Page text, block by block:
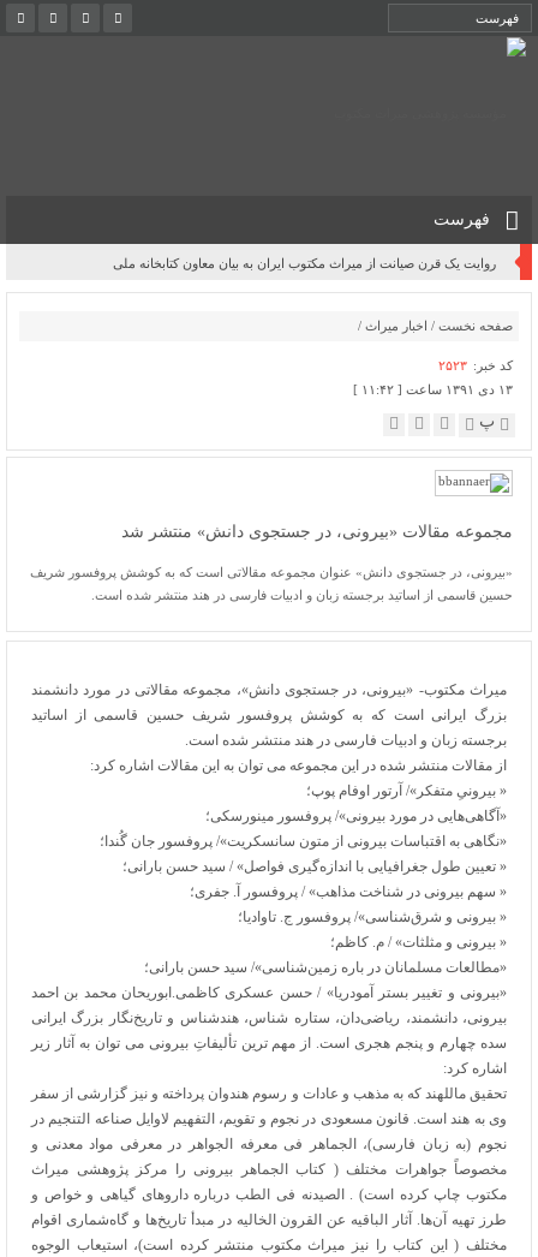
فهرست
روایت یک قرن صیانت از میراث مکتوب ایران به بیان معاون کتابخانه ملی
صفحه نخست / اخبار میراث /
کد خبر: ۲۵۲۳
۱۳ دی ۱۳۹۱ ساعت [ ۱۱:۴۲ ]
پ
مجموعه مقالات «بیرونی، در جستجوی دانش» منتشر شد
«بیرونی، در جستجوی دانش» عنوان مجموعه مقالاتی است که به کوشش پروفسور شریف
حسین قاسمی از اساتید برجسته زبان و ادبیات فارسی در هند منتشر شده است.
میراث مکتوب- «بیرونی، در جستجوی دانش»، مجموعه مقالاتی در مورد دانشمند
بزرگ ایرانی است که به کوشش پروفسور شریف حسین قاسمی از اساتید
برجسته زبان و ادبیات فارسی در هند منتشر شده است.
از مقالات منتشر شده در این مجموعه می توان به این مقالات اشاره کرد:
« بیرونیِ متفکر»/ آرتور اوفام پوپ؛
«آگاهی‌هایی در مورد بیرونی»/ پروفسور مینورسکی؛
«نگاهی به اقتباسات بیرونی از متون سانسکریت»/ پروفسور جان گُندا؛
« تعیین طول جغرافیایی با اندازه‌گیری فواصل» / سید حسن بارانی؛
« سهم بیرونی در شناخت مذاهب» / پروفسور آ. جفری؛
« بیرونی و شرق‌شناسی»/ پروفسور ج. تاوادیا؛
« بیرونی و مثلثات» / م. کاظم؛
«مطالعات مسلمانان در باره زمین‌شناسی»/ سید حسن بارانی؛
«بیرونی و تغییر بستر آمودریا» / حسن عسکری کاظمی.ابوریحان محمد بن احمد
بیرونی، دانشمند، ریاضی‌دان، ستاره شناس، هندشناس و تاریخ‌نگار بزرگ ایرانی
سده چهارم و پنجم هجری است. از مهم ترین تألیفاتِ بیرونی می توان به آثار زیر
اشاره کرد:
تحقیق ماللهند که به مذهب و عادات و رسوم هندوان پرداخته و نیز گزارشی از سفر
وی به هند است. قانون مسعودی در نجوم و تقویم، التفهیم لاوایل صناعه التنجیم در
نجوم (به زبان فارسی)، الجماهر فی معرفه الجواهر در معرفی مواد معدنی و
مخصوصاً جواهرات مختلف ( کتاب الجماهر بیرونی را مرکز پژوهشی میراث
مکتوب چاپ کرده است) . الصیدنه فی الطب درباره داروهای گیاهی و خواص و
طرز تهیه آن‌ها. آثار الباقیه عن القرون الخالیه در مبدأ تاریخ‌ها و گاه‌شماری اقوام
مختلف ( این کتاب را نیز میراث مکتوب منتشر کرده است)، استیعاب الوجوه